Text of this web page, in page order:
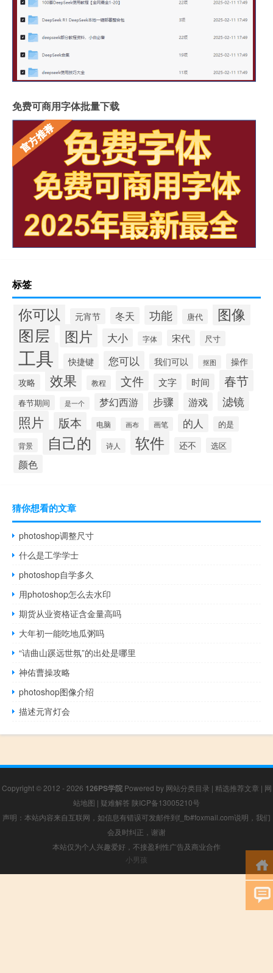
免费可商用字体批量下载
标签
你可以 元宵节 冬天 功能 唐代 图像
图层 图片 大小 字体 宋代 尺寸
工具 快捷键 您可以 我们可以 抠图
操作
攻略
效果 教程 文件 文字 时间 春节
春节期间 是一个 梦幻西游 步骤 游戏 滤镜
照片 版本 电脑 画布 画笔 的人 的是
背景 自己的 诗人 软件 还不 选区
颜色
猜你想看的文章
photoshop调整尺寸
什么是工学学士
photoshop自学多久
用photoshop怎么去水印
期货从业资格证含金量高吗
大年初一能吃地瓜粥吗
“诘曲山蹊远世氛”的出处是哪里
神佑曹操攻略
photoshop图像介绍
描述元宵灯会
Copyright © 2012 - 2026 126PS学院Powered by 网站分类目录 | 精选推荐文章 | 网
站地图 | 疑难解答 陕ICP备13005210号
声明：本站内容来自互联网，如信息有错误可发邮件到f_fb#foxmail.com说明，我们
会及时纠正，谢谢
本站仅为个人兴趣爱好，不接盈利性广告及商业合作
小男孩